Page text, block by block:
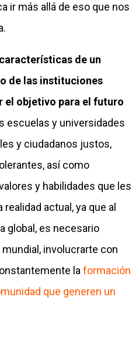
ir más allá de eso que nos
de un
de las instituciones
el objetivo para el futuro
escuelas y universidades
y ciudadanos justos,
así como
y habilidades que les
actual, ya que al
global, es necesario
involucrarte con
laformación
que generen un